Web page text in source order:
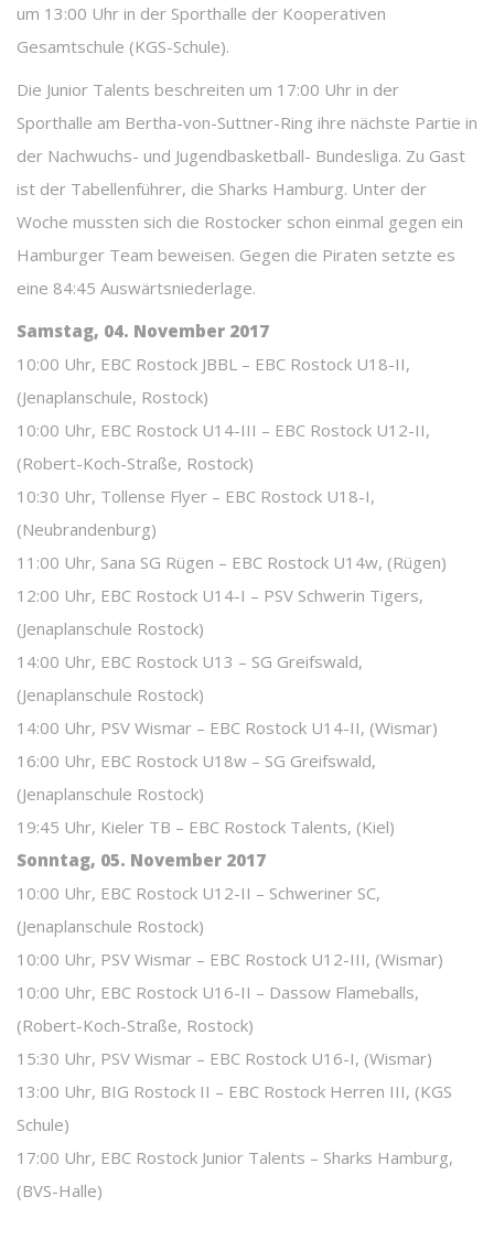
um 13:00 Uhr in der Sporthalle der Kooperativen
Gesamtschule (KGS-Schule).
Die Junior Talents beschreiten um 17:00 Uhr in der
Sporthalle am Bertha-von-Suttner-Ring ihre nächste Partie in
der Nachwuchs- und Jugendbasketball- Bundesliga. Zu Gast
ist der Tabellenführer, die Sharks Hamburg. Unter der
Woche mussten sich die Rostocker schon einmal gegen ein
Hamburger Team beweisen. Gegen die Piraten setzte es
eine 84:45 Auswärtsniederlage.
Samstag, 04. November 2017
10:00 Uhr, EBC Rostock JBBL – EBC Rostock U18-II,
(Jenaplanschule, Rostock)
10:00 Uhr, EBC Rostock U14-III – EBC Rostock U12-II,
(Robert-Koch-Straße, Rostock)
10:30 Uhr, Tollense Flyer – EBC Rostock U18-I,
(Neubrandenburg)
11:00 Uhr, Sana SG Rügen – EBC Rostock U14w, (Rügen)
12:00 Uhr, EBC Rostock U14-I – PSV Schwerin Tigers,
(Jenaplanschule Rostock)
14:00 Uhr, EBC Rostock U13 – SG Greifswald,
(Jenaplanschule Rostock)
14:00 Uhr, PSV Wismar – EBC Rostock U14-II, (Wismar)
16:00 Uhr, EBC Rostock U18w – SG Greifswald,
(Jenaplanschule Rostock)
19:45 Uhr, Kieler TB – EBC Rostock Talents, (Kiel)
Sonntag, 05. November 2017
10:00 Uhr, EBC Rostock U12-II – Schweriner SC,
(Jenaplanschule Rostock)
10:00 Uhr, PSV Wismar – EBC Rostock U12-III, (Wismar)
10:00 Uhr, EBC Rostock U16-II – Dassow Flameballs,
(Robert-Koch-Straße, Rostock)
15:30 Uhr, PSV Wismar – EBC Rostock U16-I, (Wismar)
13:00 Uhr, BIG Rostock II – EBC Rostock Herren III, (KGS
Schule)
17:00 Uhr, EBC Rostock Junior Talents – Sharks Hamburg,
(BVS-Halle)